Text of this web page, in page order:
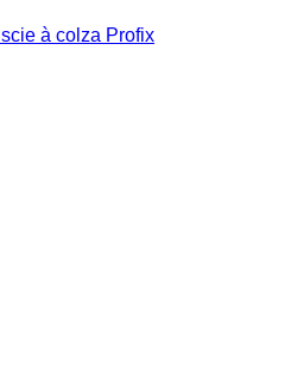
scie à colza Profix